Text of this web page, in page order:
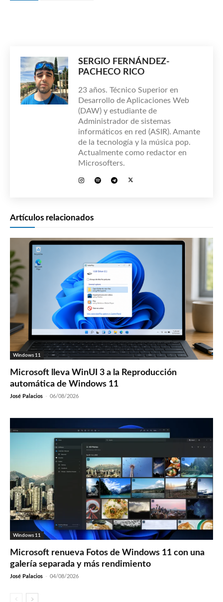
SERGIO FERNÁNDEZ-
PACHECO RICO
23 años. Técnico Superior en
Desarrollo de Aplicaciones Web
(DAW) y estudiante de
Administrador de sistemas
informáticos en red (ASIR). Amante
de la tecnología y la música pop.
Actualmente como redactor en
Microsofters.
Artículos relacionados
Windows 11
Microsoft lleva WinUI 3 a la Reproducción
automática de Windows 11
José Palacios - 06/08/2026
Windows 11
Microsoft renueva Fotos de Windows 11 con una
galería separada y más rendimiento
José Palacios - 04/08/2026